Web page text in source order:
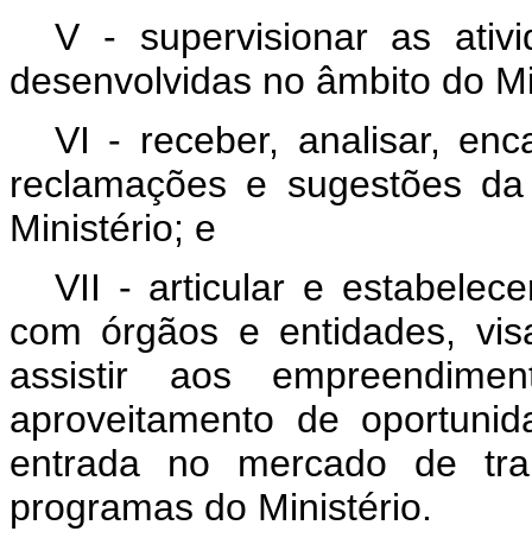
V - supervisionar as
desenvolvidas no âmbito do
VI - receber, analisar,
reclamações e sugestões
Ministério; e
VII - articular e
com órgãos e entidades,
assistir aos
aproveitamento de
entrada no mercado de
programas do Ministério.